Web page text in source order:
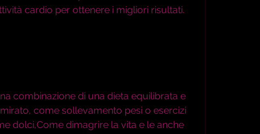
cardio per ottenere i migliori risultati.
combinazione di una dieta equilibrata e
come sollevamento pesi o esercizi
dolci,Come dimagrire la vita e le anche